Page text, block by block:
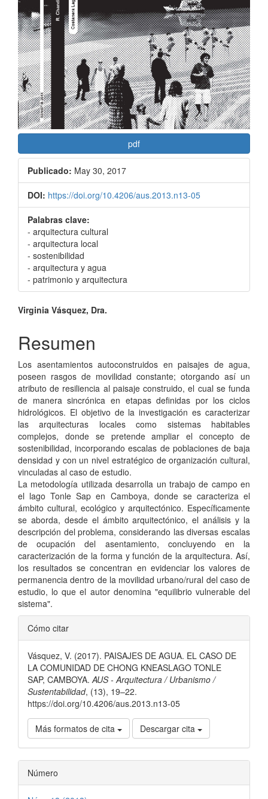
pdf
Publicado: May 30, 2017
DOI: https://doi.org/10.4206/aus.2013.n13-05
Palabras clave:
- arquitectura cultural
- arquitectura local
- sostenibilidad
- arquitectura y agua
- patrimonio y arquitectura
Contenido
principal
del
artículo
Virginia Vásquez, Dra.
Resumen
Los asentamientos autoconstruidos en paisajes de agua,
poseen rasgos de movilidad constante; otorgando así un
atributo de resiliencia al paisaje construido, el cual se funda
de manera sincrónica en etapas definidas por los ciclos
hidrológicos. El objetivo de la investigación es caracterizar
las arquitecturas locales como sistemas habitables
complejos, donde se pretende ampliar el concepto de
sostenibilidad, incorporando escalas de poblaciones de baja
densidad y con un nivel estratégico de organización cultural,
vinculadas al caso de estudio.
La metodología utilizada desarrolla un trabajo de campo en
el lago Tonle Sap en Camboya, donde se caracteriza el
ámbito cultural, ecológico y arquitectónico. Específicamente
se aborda, desde el ámbito arquitectónico, el análisis y la
descripción del problema, considerando las diversas escalas
de ocupación del asentamiento, concluyendo en la
caracterización de la forma y función de la arquitectura. Así,
los resultados se concentran en evidenciar los valores de
permanencia dentro de la movilidad urbano/rural del caso de
estudio, lo que el autor denomina "equilibrio vulnerable del
sistema".
Detalles
del
artículo
Cómo citar
Vásquez, V. (2017). PAISAJES DE AGUA. EL CASO DE
LA COMUNIDAD DE CHONG KNEASLAGO TONLE
SAP, CAMBOYA.AUS - Arquitectura / Urbanismo /
Sustentabilidad, (13), 19–22.
https://doi.org/10.4206/aus.2013.n13-05
Más formatos de cita Descargar cita
Número